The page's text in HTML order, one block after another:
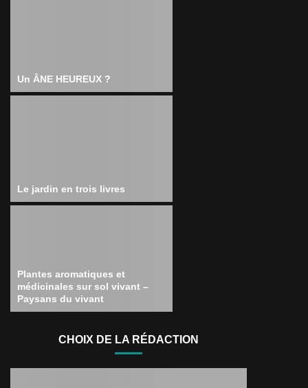
Un ÂNE HEUREUX ?
Le jardin en trois livres
Plantes aromatiques et
médicinales sur sol vivant –
Paysans du vivant
CHOIX DE LA RÉDACTION